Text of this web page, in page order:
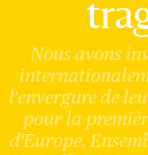
Nous avons
l'envergure de
pour la
d'Europe.